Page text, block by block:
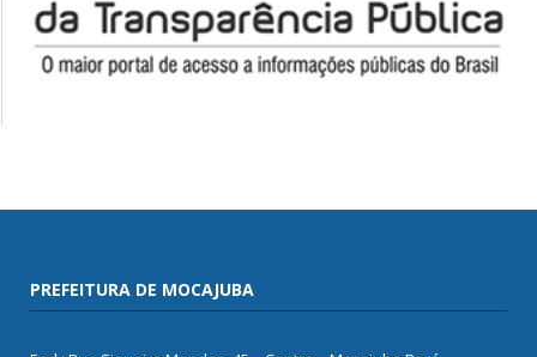
PREFEITURA DE MOCAJUBA